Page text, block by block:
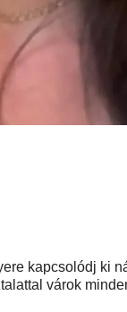
kapcsolódj ki
várok